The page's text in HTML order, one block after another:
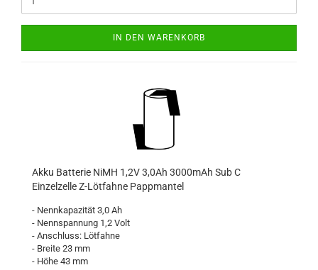
IN DEN WARENKORB
Akku Batterie NiMH 1,2V 3,0Ah 3000mAh Sub C
Einzelzelle Z-Lötfahne Pappmantel
- Nennkapazität 3,0 Ah
- Nennspannung 1,2 Volt
- Anschluss: Lötfahne
- Breite 23 mm
- Höhe 43 mm